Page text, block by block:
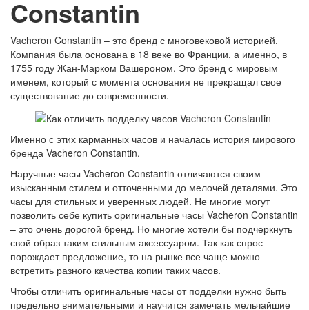
Constantin
Vacheron Constantin – это бренд с многовековой историей.
Компания была основана в 18 веке во Франции, а именно, в
1755 году Жан-Марком Вашероном. Это бренд с мировым
именем, который с момента основания не прекращал свое
существование до современности.
Именно с этих карманных часов и началась история мирового
бренда Vacheron Constantin.
Наручные часы Vacheron Constantin отличаются своим
изысканным стилем и отточенными до мелочей деталями. Это
часы для стильных и уверенных людей. Не многие могут
позволить себе купить оригинальные часы Vacheron Constantin
– это очень дорогой бренд. Но многие хотели бы подчеркнуть
свой образ таким стильным аксессуаром. Так как спрос
порождает предложение, то на рынке все чаще можно
встретить разного качества копии таких часов.
Чтобы отличить оригинальные часы от подделки нужно быть
предельно внимательными и научится замечать мельчайшие